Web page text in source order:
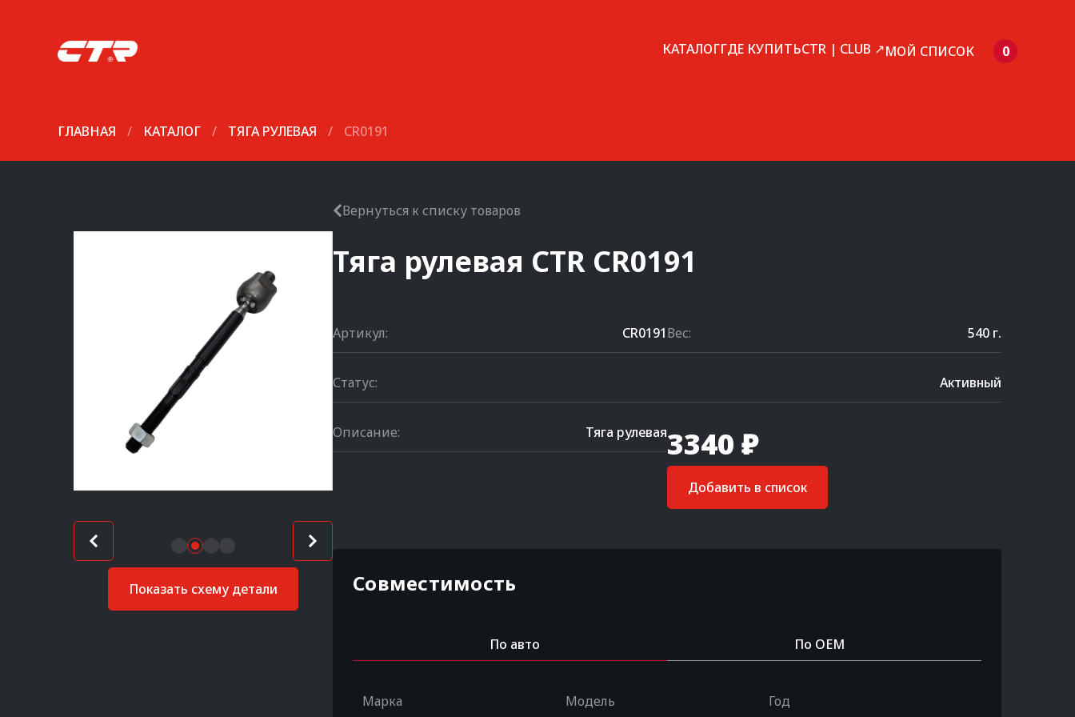
КАТАЛОГГДЕ КУПИТЬCTR | CLUB ↗МОЙ СПИСОК 0
ГЛАВНАЯ / КАТАЛОГ / ТЯГА РУЛЕВАЯ / CR0191
Показать схему детали
Вернуться к списку товаров
Тяга рулевая CTR CR0191
Артикул: CR0191Вес: 540 г.
Статус: Активный
Описание: Тяга рулевая3340 ₽
Добавить в список
Совместимость
По авто По OEM
Марка Модель Год